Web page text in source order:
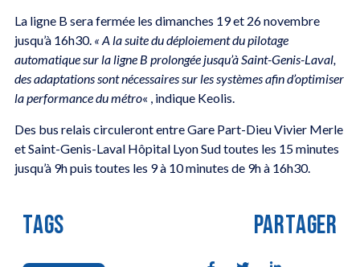
La ligne B sera fermée les dimanches 19 et 26 novembre
jusqu’à 16h30. « A la suite du déploiement du pilotage
automatique sur la ligne B prolongée jusqu’à Saint-Genis-Laval,
des adaptations sont nécessaires sur les systèmes afin d’optimiser
la performance du métro« , indique Keolis.
Des bus relais circuleront entre Gare Part-Dieu Vivier Merle
et Saint-Genis-Laval Hôpital Lyon Sud toutes les 15 minutes
jusqu’à 9h puis toutes les 9 à 10 minutes de 9h à 16h30.
TAGS PARTAGER